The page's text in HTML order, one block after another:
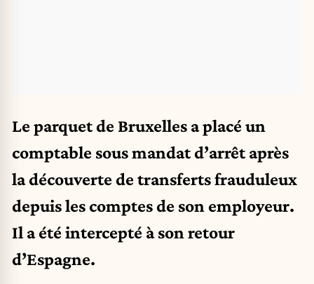
Le parquet de Bruxelles a placé un
comptable sous mandat d’arrêt après
la découverte de transferts frauduleux
depuis les comptes de son employeur.
Il a été intercepté à son retour
d’Espagne.